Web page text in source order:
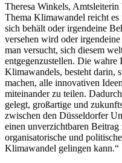
Theresa Winkels,
Thema Klimawandel reicht
sich behält oder irgendeine
versehen wird oder
man versucht, sich diesem
entgegenzustellen. Die
Klimawandels, besteht darin,
machen, alle innovativen
miteinander zu teilen.
gelegt, großartige und
zwischen den Düsseldorfer
einen unverzichtbaren Beitrag
organisatorische und
Klimawandel gelingen kann.“